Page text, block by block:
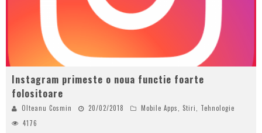
Instagram primeste o noua functie foarte
folositoare
Olteanu Cosmin 20/02/2018 Mobile Apps Stiri
Tehnologie
4176